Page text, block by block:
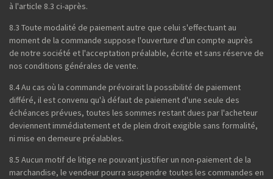
à l'article 8.3 ci-après.
8.3 Toute modalité de paiement autre que celui s'effectuant au
moment de la commande suppose l'ouverture d'un compte auprès
de notre société et l'acceptation préalable, écrite et sans réserve de
nos conditions générales de vente.
8.4 Au cas où la commande prévoirait la possibilité de paiement
différé, il est convenu qu'à défaut de paiement d'une seule des
échéances prévues, toutes les sommes restant dues par l'acheteur
deviennent immédiatement et de plein droit exigible sans formalité,
ni mise en demeure préalables.
8.5 Aucun motif de litige ne pouvant justifier un non-paiement de la
marchandise, le vendeur pourra suspendre toutes les commandes en